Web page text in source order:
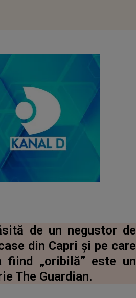
de un negustor de
din Capri şi pe care
„oribilă” este un
The Guardian.